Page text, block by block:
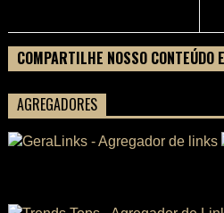
COMPARTILHE NOSSO CONTEÚDO
AGREGADORES